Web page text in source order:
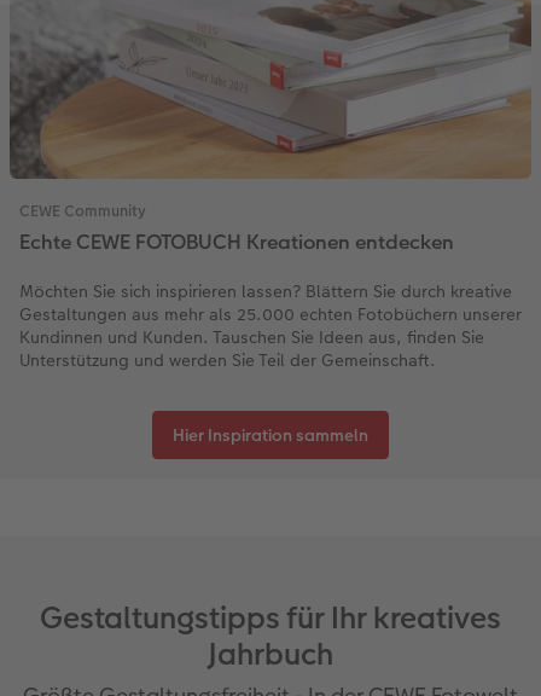
CEWE Community
Echte CEWE FOTOBUCH Kreationen entdecken
Möchten Sie sich inspirieren lassen? Blättern Sie durch kreative
Gestaltungen aus mehr als 25.000 echten Fotobüchern unserer
Kundinnen und Kunden. Tauschen Sie Ideen aus, finden Sie
Unterstützung und werden Sie Teil der Gemeinschaft.
Hier Inspiration sammeln
Gestaltungstipps für Ihr kreatives
Jahrbuch